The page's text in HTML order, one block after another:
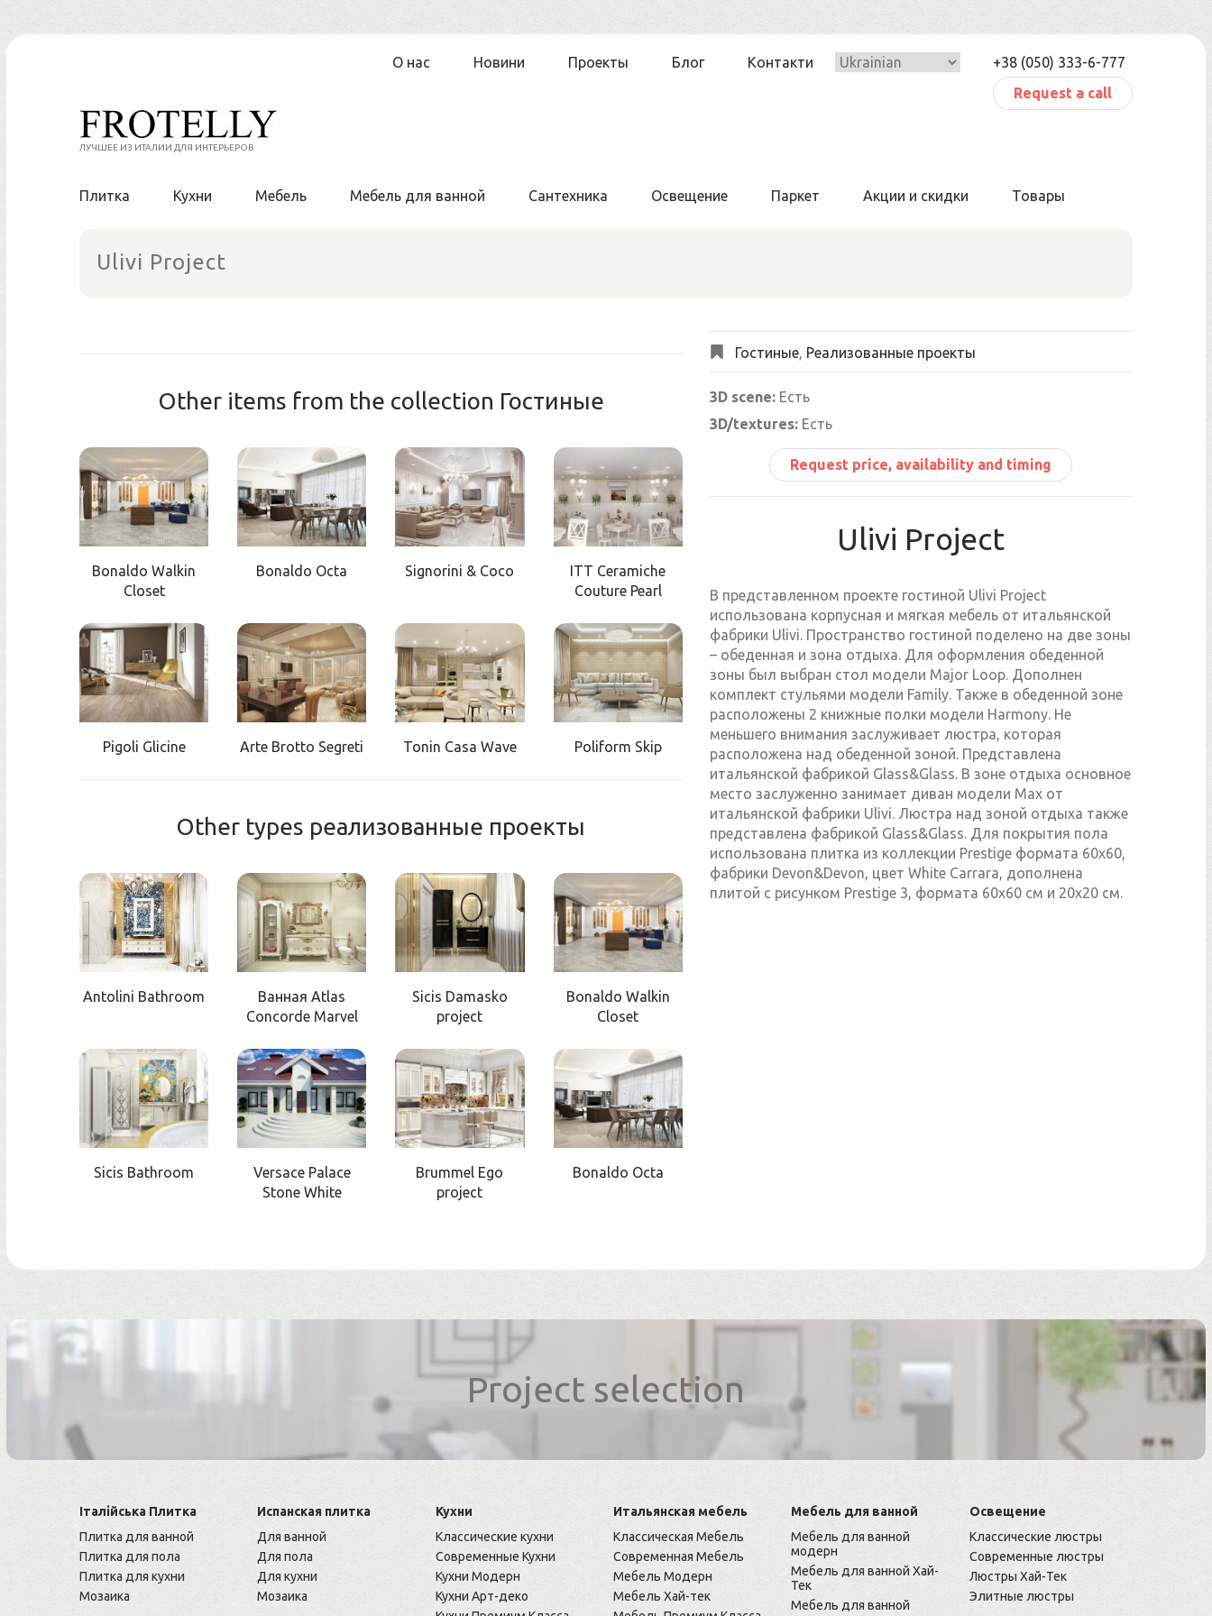
Skip
О нас Новини Проекты Блог Контакти
+38 (050) 333-6-777
Request a call
ЛУЧШЕЕ ИЗ ИТАЛИИ ДЛЯ ИНТЕРЬЕРОВ
Плитка Кухни Мебель Мебель для ванной Сантехника Освещение Паркет Акции и скидки Товары
Ulivi Project
Other items from the collection Гостиные
Bonaldo Walkin
Closet
Bonaldo Octa Signorini & Coco
ITT Ceramiche
Couture Pearl
Pigoli Glicine Arte Brotto Segreti Tonin Casa Wave Poliform Skip
Other types реализованные проекты
Antolini Bathroom
Ванная Atlas
Concorde Marvel
Sicis Damasko
project
Bonaldo Walkin
Closet
Sicis Bathroom
Versace Palace
Stone White
Brummel Ego
project
Bonaldo Octa
Гостиные, Реализованные проекты
3D scene:Есть
3D/textures:Есть
Request price, availability and timing
Ulivi Project
В представленном проекте гостиной Ulivi Project
использована корпусная и мягкая мебель от итальянской
фабрики Ulivi. Пространство гостиной поделено на две зоны
– обеденная и зона отдыха. Для оформления обеденной
зоны был выбран стол модели Major Loop. Дополнен
комплект стульями модели Family. Также в обеденной зоне
расположены 2 книжные полки модели Harmony. Не
меньшего внимания заслуживает люстра, которая
расположена над обеденной зоной. Представлена
итальянской фабрикой Glass&Glass. В зоне отдыха основное
место заслуженно занимает диван модели Max от
итальянской фабрики Ulivi. Люстра над зоной отдыха также
представлена фабрикой Glass&Glass. Для покрытия пола
использована плитка из коллекции Prestige формата 60х60,
фабрики Devon&Devon, цвет White Carrara, дополнена
плитой с рисунком Prestige 3, формата 60х60 см и 20х20 см.
Project selection
Італійська Плитка
Плитка для ванной
Плитка для пола
Плитка для кухни
Мозаика
Испанская плитка
Для ванной
Для пола
Для кухни
Мозаика
Кухни
Классические кухни
Современные Кухни
Кухни Модерн
Кухни Арт-деко
Итальянская мебель
Классическая Мебель
Современная Мебель
Мебель Модерн
Мебель Хай-тек
Мебель для ванной
Мебель для ванной
модерн
Мебель для ванной Хай-
Тек
Мебель для ванной
Освещение
Классические люстры
Современные люстры
Люстры Хай-Тек
Элитные люстры